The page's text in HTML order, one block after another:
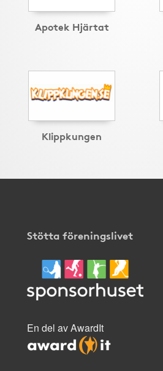
Apotek Hjärtat
Klippkungen
Stötta föreningslivet
En del av AwardIt